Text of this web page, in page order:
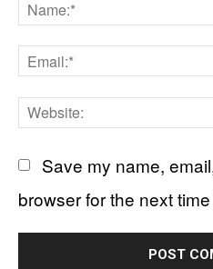
Save my name,
browser for the next